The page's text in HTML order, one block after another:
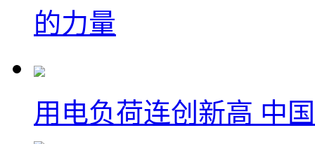
的力量
用电负荷连创新高 中